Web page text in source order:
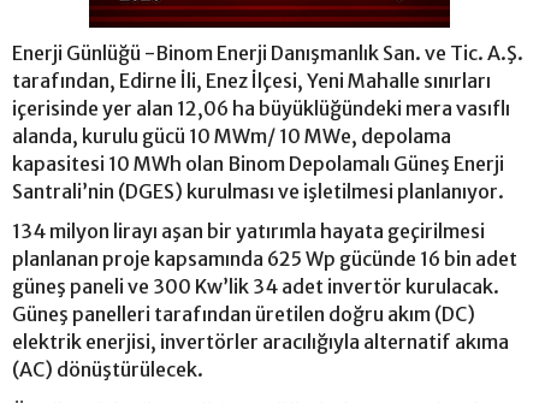
Enerji Günlüğü -Binom Enerji Danışmanlık San. ve Tic. A.Ş.
tarafından, Edirne İli, Enez İlçesi, Yeni Mahalle sınırları
içerisinde yer alan 12,06 ha büyüklüğündeki mera vasıflı
alanda, kurulu gücü 10 MWm/ 10 MWe, depolama
kapasitesi 10 MWh olan Binom Depolamalı Güneş Enerji
Santrali’nin (DGES) kurulması ve işletilmesi planlanıyor.
134 milyon lirayı aşan bir yatırımla hayata geçirilmesi
planlanan proje kapsamında 625 Wp gücünde 16 bin adet
güneş paneli ve 300 Kw’lik 34 adet invertör kurulacak.
Güneş panelleri tarafından üretilen doğru akım (DC)
elektrik enerjisi, invertörler aracılığıyla alternatif akıma
(AC) dönüştürülecek.